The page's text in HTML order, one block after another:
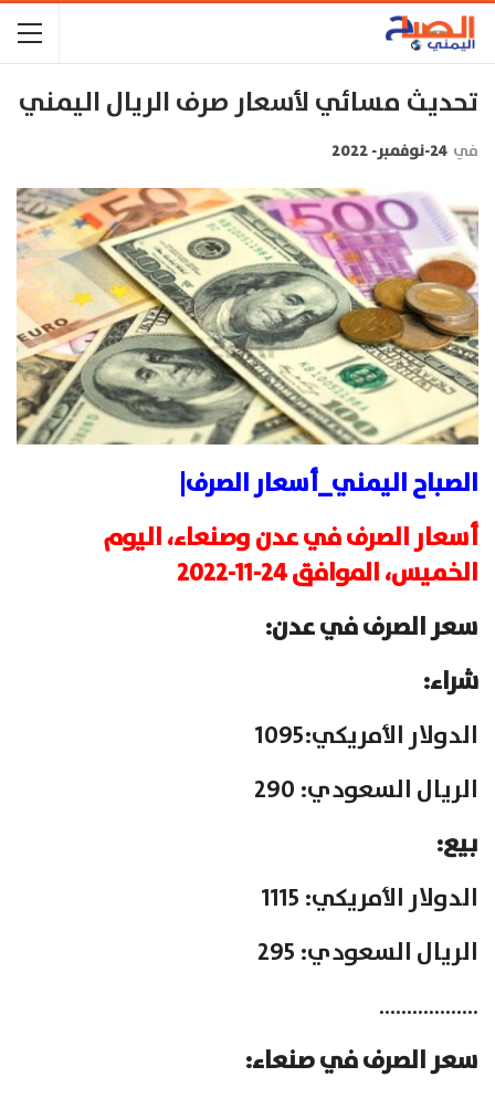
تحديث مسائي لأسعار صرف الريال اليمني
في 24-نوفمبر- 2022
الصباح اليمني_أسعار الصرف|
أسعار الصرف في عدن وصنعاء، اليوم
الخميس، الموافق 24-11-2022
سعر الصرف في عدن:
شراء:
الدولار الأمريكي:1095
الريال السعودي: 290
بيع:
الدولار الأمريكي: 1115
الريال السعودي: 295
………………
سعر الصرف في صنعاء: